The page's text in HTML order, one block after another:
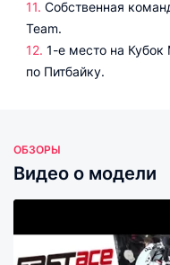
Собственная
Team.
1-е место на
по Питбайку.
ОБЗОРЫ
Видео о модели